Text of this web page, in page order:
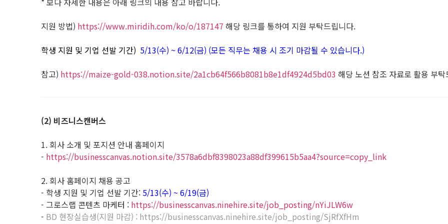
지원 방법) https://www.miridih.com/ko/o/187147 해당 링크를 통하여 지원 부탁드립니다.
학생 지원 및 기업 선발 기간) 5/13(수) ~ 6/12(금) (모든 직무는 채용 시 조기 마감될 수 있습니다.)
참고) https://maize-gold-038.notion.site/2a1cb64f566b8081b8e1df4924d5bd03 해당 노션 참조 자료로 활용 부
(2) 비즈니스캔버스
1. 회사 소개 및 포지션 안내 홈페이지
- https://businesscanvas.notion.site/3578a6dbf8398023a88df399615b5aa4?source=copy_link
2. 회사 홈페이지 채용 공고
- 학생 지원 및 기업 선발 기간: 5/13(수) ~ 6/19(금)
- 그로스랩 콘텐츠 마케터 : https://businesscanvas.ninehire.site/job_posting/nYiJLW6w
- BD 현장실습생(지원 마감) : https://businesscanvas.ninehire.site/job_posting/SjRfXfHm